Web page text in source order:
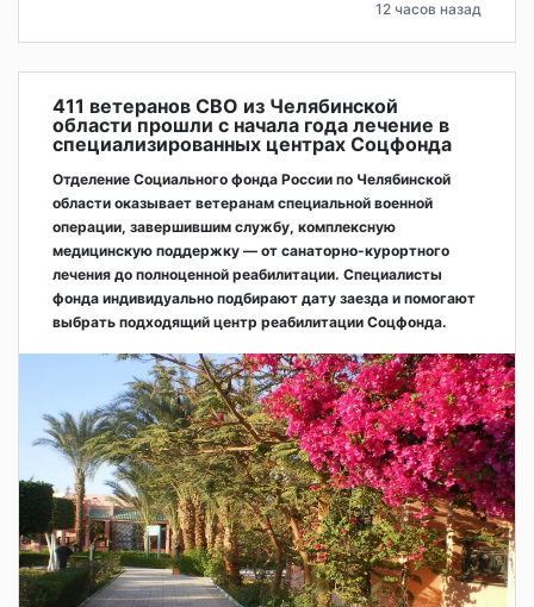
12 часов назад
411 ветеранов СВО из Челябинской
области прошли с начала года лечение в
специализированных центрах Соцфонда
Отделение Социального фонда России по Челябинской
области оказывает ветеранам специальной военной
операции, завершившим службу, комплексную
медицинскую поддержку — от санаторно-курортного
лечения до полноценной реабилитации. Специалисты
фонда индивидуально подбирают дату заезда и помогают
выбрать подходящий центр реабилитации Соцфонда.